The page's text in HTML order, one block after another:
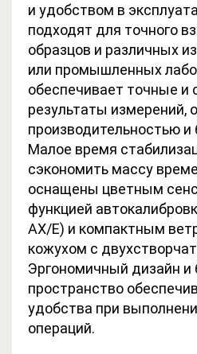
и удобством в
подходят для точного
образцов и различных
или промышленных
обеспечивает точные и
результаты измерений,
производительностью
Малое время
сэкономить массу
оснащены цветным
функцией
AX/E) и компактным
кожухом с
Эргономичный дизайн и
пространство
удобства при
операций.